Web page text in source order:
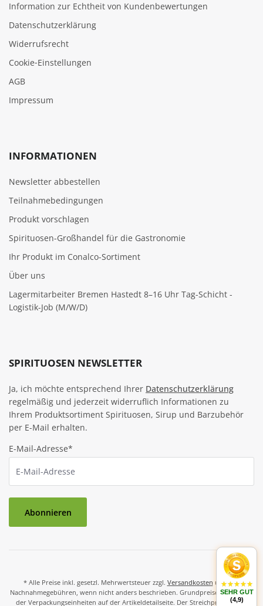
Information zur Echtheit von Kundenbewertungen
Datenschutzerklärung
Widerrufsrecht
Cookie‑Einstellungen
AGB
Impressum
INFORMATIONEN
Newsletter abbestellen
Teilnahmebedingungen
Produkt vorschlagen
Spirituosen-Großhandel für die Gastronomie
Ihr Produkt im Conalco-Sortiment
Über uns
Lagermitarbeiter Bremen Hastedt 8–16 Uhr Tag-Schicht -
Logistik-Job (M/W/D)
SPIRITUOSEN NEWSLETTER
Ja, ich möchte entsprechend Ihrer Datenschutzerklärung
regelmäßig und jederzeit widerruflich Informationen zu
Ihrem Produktsortiment Spirituosen, Sirup und Barzubehör
per E-Mail erhalten.
E-Mail-Adresse*
Abonnieren
* Alle Preise inkl. gesetzl. Mehrwertsteuer zzgl. Versandkosten und ggf.
Nachnahmegebühren, wenn nicht anders beschrieben. Grundpreise und Preise
der Verpackungseinheiten auf der Artikeldetailseite. Der Streichpreis ist der
SEHR GUT
(4,9)